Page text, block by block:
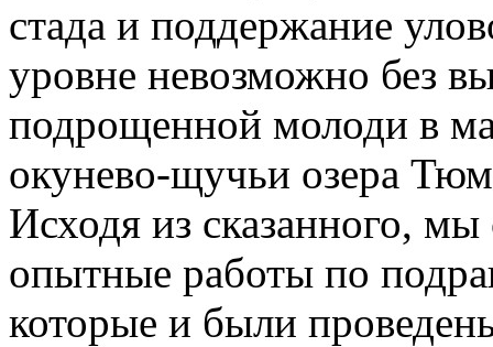
стада и поддержание
уровне невозможно без
подрощенной молоди в
окунево-щучьи озера
Исходя из сказанного,
опытные работы по
которые и были